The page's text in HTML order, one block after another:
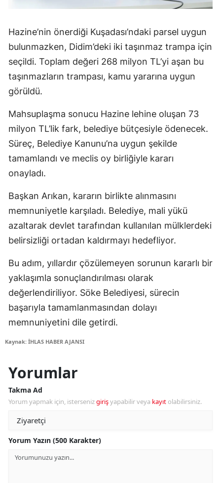
Hazine’nin önerdiği Kuşadası’ndaki parsel uygun
bulunmazken, Didim’deki iki taşınmaz trampa için
seçildi. Toplam değeri 268 milyon TL’yi aşan bu
taşınmazların trampası, kamu yararına uygun
görüldü.
Mahsuplaşma sonucu Hazine lehine oluşan 73
milyon TL’lik fark, belediye bütçesiyle ödenecek.
Süreç, Belediye Kanunu’na uygun şekilde
tamamlandı ve meclis oy birliğiyle kararı
onayladı.
Başkan Arıkan, kararın birlikte alınmasını
memnuniyetle karşıladı. Belediye, mali yükü
azaltarak devlet tarafından kullanılan mülklerdeki
belirsizliği ortadan kaldırmayı hedefliyor.
Bu adım, yıllardır çözülemeyen sorunun kararlı bir
yaklaşımla sonuçlandırılması olarak
değerlendiriliyor. Söke Belediyesi, sürecin
başarıyla tamamlanmasından dolayı
memnuniyetini dile getirdi.
Kaynak: İHLAS HABER AJANSI
Yorumlar
Takma Ad
Yorum yapmak için, istersenizgirişyapabilir veya kayıt olabilirsiniz.
Yorum Yazın (500 Karakter)